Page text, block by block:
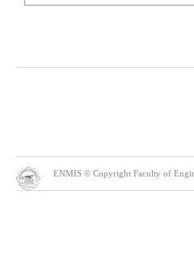
ENMIS © Copyright Faculty of